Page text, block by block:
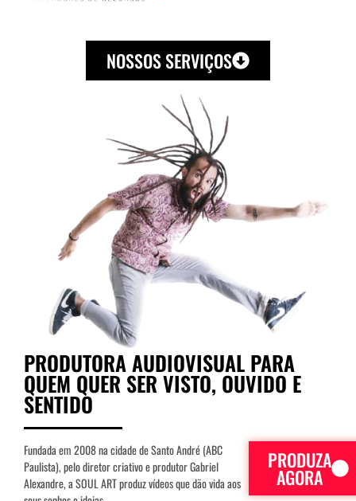
NOSSOS SERVIÇOS
PRODUTORA AUDIOVISUAL PARA
QUEM QUER SER VISTO, OUVIDO E
SENTIDO
Fundada em 2008 na cidade de Santo André (ABC
Paulista), pelo diretor criativo e produtor Gabriel
Alexandre, a SOUL ART produz vídeos que dão vida aos
PRODUZA
AGORA